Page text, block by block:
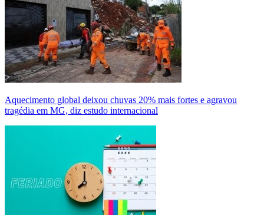
Aquecimento global deixou chuvas 20% mais fortes e agravou
tragédia em MG, diz estudo internacional